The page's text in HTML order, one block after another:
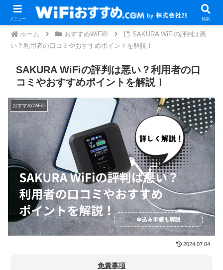
ホーム おすすめWiFi®
SAKURA WiFiの評判は悪
い？利用者の口コミやおすすめポイントを解説！
SAKURA WiFiの評判は悪い？利用者の口
コミやおすすめポイントを解説！
おすすめWiFi®
2024.07.04
免責事項
メニュー 検索